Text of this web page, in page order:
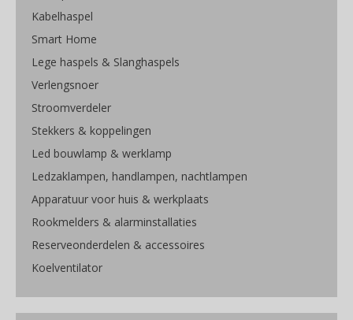
Kabelhaspel
Smart Home
Lege haspels & Slanghaspels
Verlengsnoer
Stroomverdeler
Stekkers & koppelingen
Led bouwlamp & werklamp
Ledzaklampen, handlampen, nachtlampen
Apparatuur voor huis & werkplaats
Rookmelders & alarminstallaties
Reserveonderdelen & accessoires
Koelventilator